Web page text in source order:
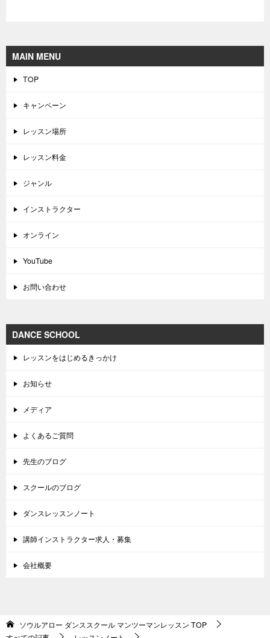
MAIN MENU
TOP
キャンペーン
レッスン場所
レッスン料金
ジャンル
インストラクター
オンライン
YouTube
お問い合わせ
DANCE SCHOOL
レッスンをはじめるきっかけ
お知らせ
メディア
よくあるご質問
先生のブログ
スクールのブログ
ダンスレッスンノート
講師インストラクター求人・募集
会社概要
ソウルアロー ダンススクール マンツーマンレッスン TOP